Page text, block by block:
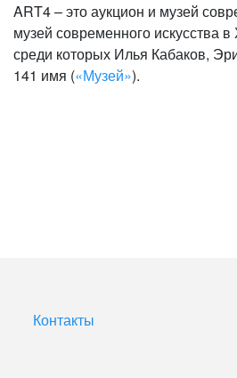
ART4 – это аукцион и музей
музей современного искусства
среди которых Илья Кабаков,
141 имя («Музей»).
Контакты